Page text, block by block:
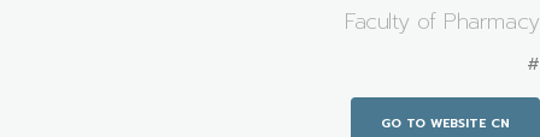
Faculty of Pharmacy
#
GO TO WEBSITE CN